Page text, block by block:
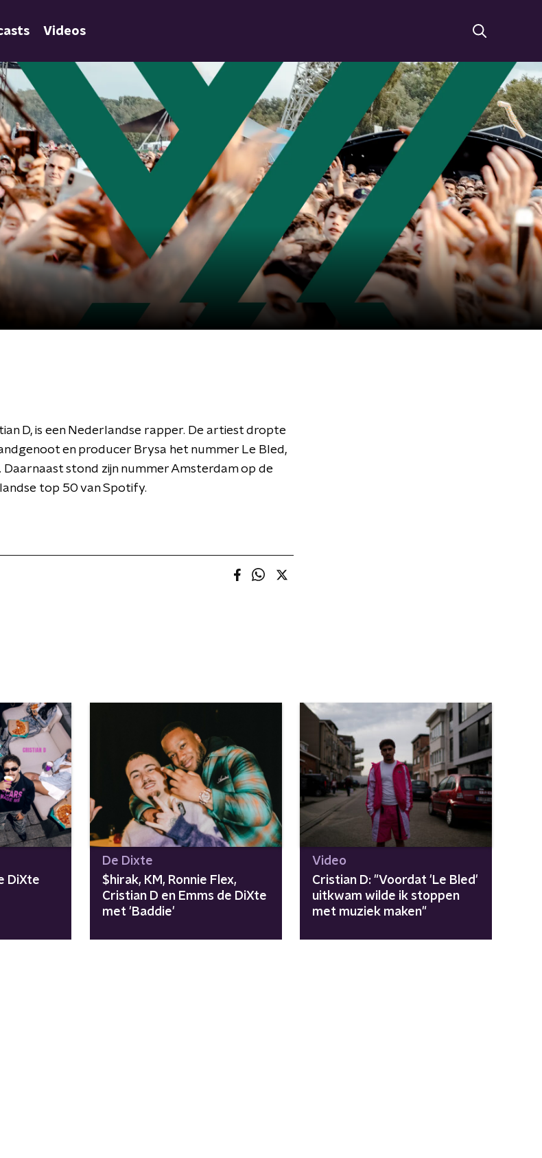
Videos
D, is een Nederlandse rapper. De artiest dropte
en producer Brysa het nummer Le Bled,
Daarnaast stond zijn nummer Amsterdam op de
top 50 van Spotify.
DiXte
De Dixte
$hirak, KM, Ronnie Flex,
Cristian D en Emms de DiXte
met 'Baddie'
Video
Cristian D: "Voordat 'Le Bled'
uitkwam wilde ik stoppen
met muziek maken"